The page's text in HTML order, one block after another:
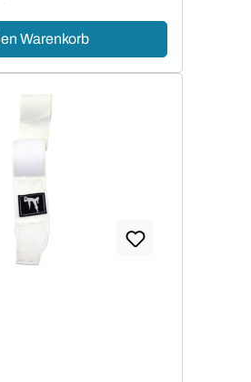
Warenkorb